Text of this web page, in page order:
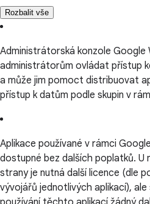
Rozbalit vše
Administrátorská konzole Google
administrátorům ovládat přístup
a může jim pomoct distribuovat
přístup k datům podle skupin v
Aplikace používané v rámci
dostupné bez dalších poplatků.
strany je nutná další licence (dle
vývojářů jednotlivých aplikací),